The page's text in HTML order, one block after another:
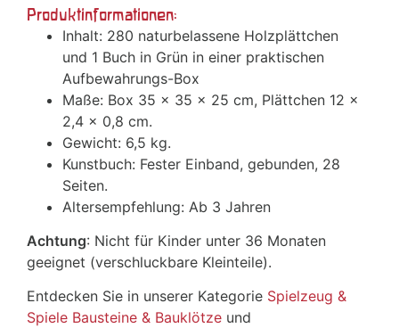
Produktinformationen:
Inhalt: 280 naturbelassene Holzplättchen
und 1 Buch in Grün in einer praktischen
Aufbewahrungs-Box
Maße: Box 35 x 35 x 25 cm, Plättchen 12 x
2,4 x 0,8 cm.
Gewicht: 6,5 kg.
Kunstbuch: Fester Einband, gebunden, 28
Seiten.
Altersempfehlung: Ab 3 Jahren
Achtung: Nicht für Kinder unter 36 Monaten
geeignet (verschluckbare Kleinteile).
Entdecken Sie in unserer Kategorie Spielzeug &
Spiele Bausteine & Bauklötze und